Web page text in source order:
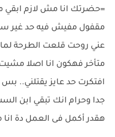
=حضرتك انا مش لازم ابقي
مقفول مفيش فيه حد غير
عني روحت قلعت الطرحة
متأخر فهكون انا اصلا
افتكرت حد عايز يقتلني..
جدا وحرام انك تبقي ابن
هقدر أكمل فى العمل دة انا